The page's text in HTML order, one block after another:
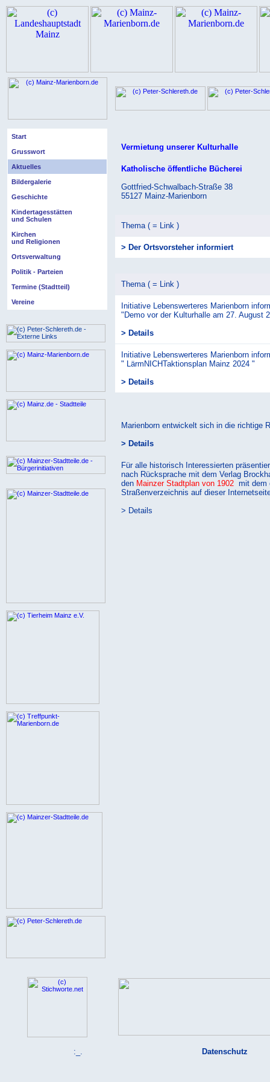
Start
Grusswort
Aktuelles
Bildergalerie
Geschichte
Kindertagesstätten
und Schulen
Kirchen
und Religionen
Ortsverwaltung
Politik - Parteien
Termine (Stadtteil)
Vereine
Vermietung unserer Kulturhalle
Katholische öffentliche Bücherei
Gottfried-Schwalbach-Straße 38
55127 Mainz-Marienborn
Thema ( = Link )
> Der Ortsvorsteher informiert
Thema ( = Link )
Initiative Lebenswerteres Marienborn
"Demo vor der Kulturhalle am 27. August
> Details
Initiative Lebenswerteres Marienborn
" LärmNICHTaktionsplan Mainz 2024 "
> Details
Marienborn entwickelt sich in die richtige
> Details
Für alle historisch Interessierten
nach Rücksprache mit dem Verlag
den Mainzer Stadtplan von 1902 mit dem
Straßenverzeichnis auf dieser
> Details
:_. Datenschutz